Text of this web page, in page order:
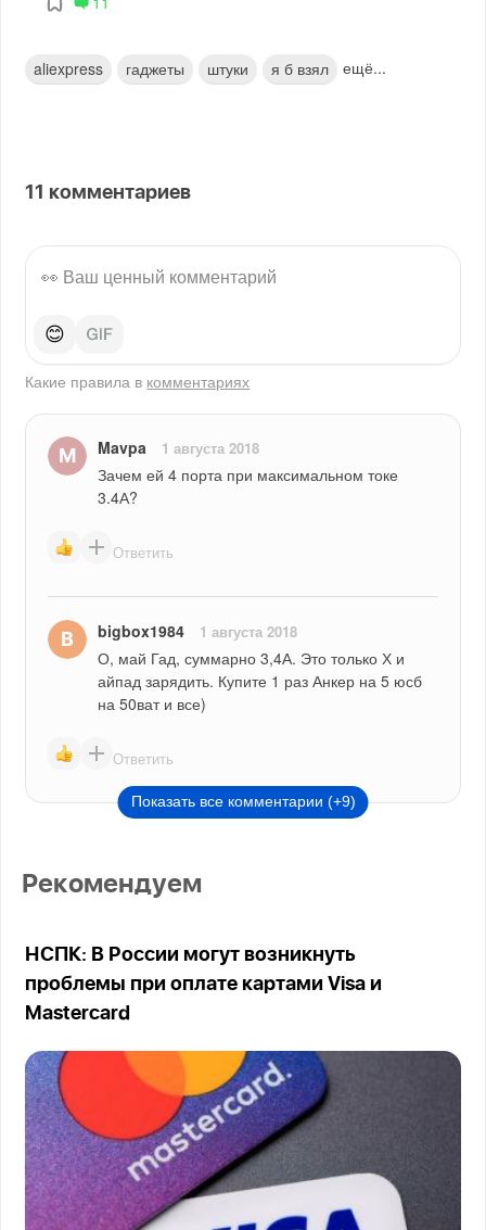
aliexpress гаджеты штуки я б взял ещё...
11 комментариев
😊
Какие правила в комментариях
Mavpa 1 августа 2018
Зачем ей 4 порта при максимальном токе
3.4А?
Ответить
bigbox1984 1 августа 2018
О, май Гад, суммарно 3,4А. Это только Х и
айпад зарядить. Купите 1 раз Анкер на 5 юсб
на 50ват и все)
Ответить
Показать все комментарии (+9)
Рекомендуем
НСПК: В России могут возникнуть
проблемы при оплате картами Visa и
Mastercard